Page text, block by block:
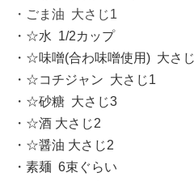
・ごま油 大さじ1
・☆水 1/2カップ
・☆味噌(合わ味噌使用) 大さ
・☆コチジャン 大さじ1
・☆砂糖 大さじ3
・☆酒 大さじ2
・☆醤油 大さじ2
・素麺 6束ぐらい